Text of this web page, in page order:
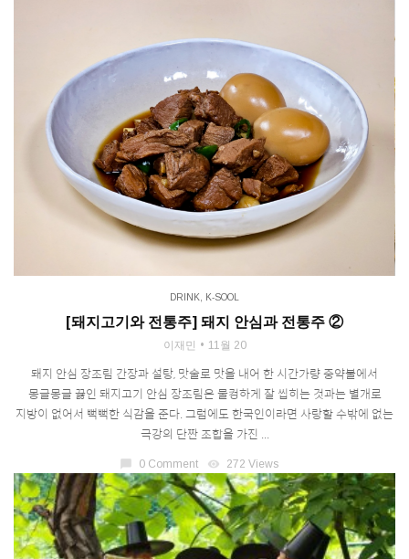
DRINK, K-SOOL
[돼지고기와 전통주] 돼지 안심과 전통주 ②
이재민 11월 20
돼지 안심 장조림 간장과 설탕, 맛술로 맛을 내어 한 시간가량 중약불에서
몽글몽글 끓인 돼지고기 안심 장조림은 물컹하게 잘 씹히는 것과는 별개로
지방이 없어서 뻑뻑한 식감을 준다. 그럼에도 한국인이라면 사랑할 수밖에 없는
극강의 단짠 조합을 가진 ...
chat_bubble 0 Comment visibility 272 Views